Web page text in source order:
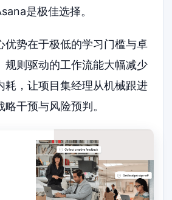
是极佳选择。
优势在于极低的学习门槛与卓
规则驱动的工作流能大幅减少
耗，让项目集经理从机械跟进
干预与风险预判。